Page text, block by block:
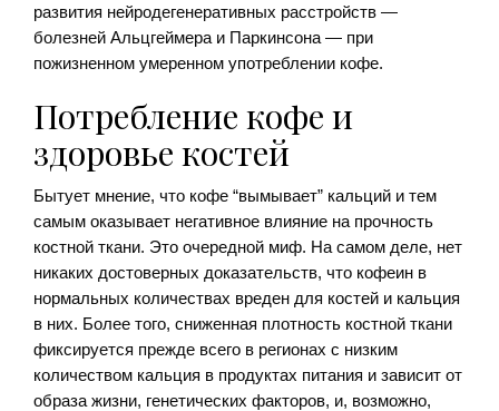
развития нейродегенеративных расстройств —
болезней Альцгеймера и Паркинсона — при
пожизненном умеренном употреблении кофе.
Потребление кофе и
здоровье костей
Бытует мнение, что кофе “вымывает” кальций и тем
самым оказывает негативное влияние на прочность
костной ткани. Это очередной миф. На самом деле, нет
никаких достоверных доказательств, что кофеин в
нормальных количествах вреден для костей и кальция
в них. Более того, сниженная плотность костной ткани
фиксируется прежде всего в регионах с низким
количеством кальция в продуктах питания и зависит от
образа жизни, генетических факторов, и, возможно,